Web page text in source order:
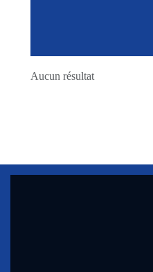
Aucun résultat